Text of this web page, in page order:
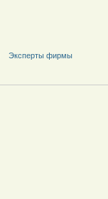
Эксперты фирмы